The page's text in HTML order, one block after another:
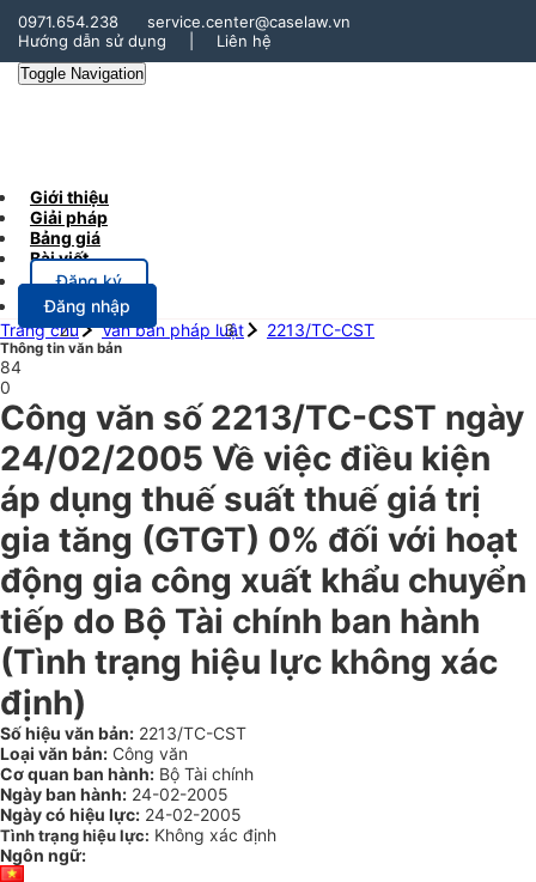
0971.654.238
service.center@caselaw.vn
Hướng dẫn sử dụng
Liên hệ
Toggle Navigation
Giới thiệu
Giải pháp
Bảng giá
Bài viết
Đăng ký
Đăng nhập
Trang chủ
Văn bản pháp luật 2213/TC-CST
Thông tin văn bản
84
0
Công văn số 2213/TC-CST ngày
24/02/2005 Về việc điều kiện
áp dụng thuế suất thuế giá trị
gia tăng (GTGT) 0% đối với hoạt
động gia công xuất khẩu chuyển
tiếp do Bộ Tài chính ban hành
(Tình trạng hiệu lực không xác
định)
Số hiệu văn bản: 2213/TC-CST
Loại văn bản: Công văn
Cơ quan ban hành: Bộ Tài chính
Ngày ban hành: 24-02-2005
Ngày có hiệu lực: 24-02-2005
Tình trạng hiệu lực: Không xác định
Ngôn ngữ: